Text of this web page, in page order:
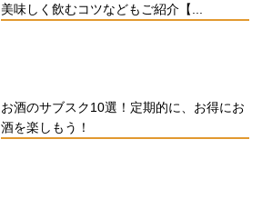
美味しく飲むコツなどもご紹介【...
お酒のサブスク10選！定期的に、お得にお
酒を楽しもう！